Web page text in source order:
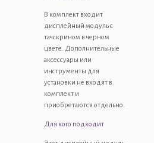
В комплект входит
дисплейный модуль с
тачскрином в черном
цвете. Дополнительные
аксессуары или
инструменты для
установки не входят в
комплект и
приобретаются отдельно.
Для кого подходит